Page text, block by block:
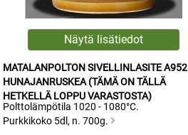
MATALANPOLTON SIVELLINLASITE A952
HUNAJANRUSKEA (TÄMÄ ON TÄLLÄ
HETKELLÄ LOPPU VARASTOSTA)
Polttolämpötila 1020 - 1080°C.
Purkkikoko 5dl, n. 700g.